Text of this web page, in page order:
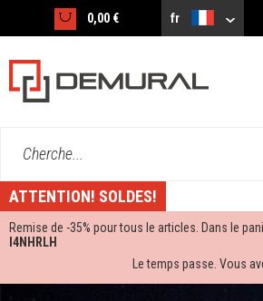
0,00 € fr
Cherche...
ATTENTION! SOLDES!
Remise de -35% pour tous le articles. Dans le
I4NHRLH
Le temps passe. Vous